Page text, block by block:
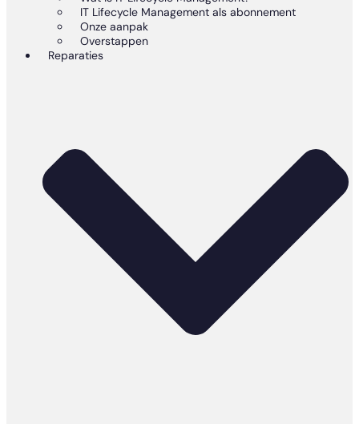
IT Lifecycle Management als abonnement
Onze aanpak
Overstappen
Reparaties